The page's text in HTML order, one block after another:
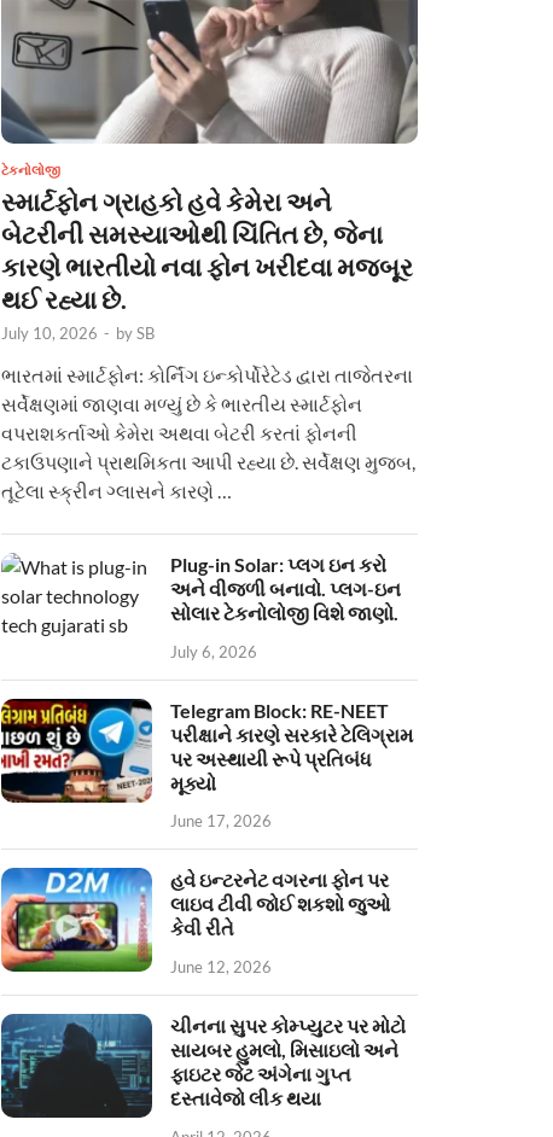
ટેકનોલોજી
સ્માર્ટફોન ગ્રાહકો હવે કેમેરા અને
બેટરીની સમસ્યાઓથી ચિંતિત છે, જેના
કારણે ભારતીયો નવા ફોન ખરીદવા મજબૂર
થઈ રહ્યા છે.
July 10, 2026 - bySB
ભારતમાં સ્માર્ટફોન: કોર્નિંગ ઇન્કોર્પોરેટેડ દ્વારા તાજેતરના
સર્વેક્ષણમાં જાણવા મળ્યું છે કે ભારતીય સ્માર્ટફોન
વપરાશકર્તાઓ કેમેરા અથવા બેટરી કરતાં ફોનની
ટકાઉપણાને પ્રાથમિકતા આપી રહ્યા છે. સર્વેક્ષણ મુજબ,
તૂટેલા સ્ક્રીન ગ્લાસને કારણે …
Plug-in Solar: પ્લગ ઇન કરો
અને વીજળી બનાવો. પ્લગ-ઇન
સોલાર ટેકનોલોજી વિશે જાણો.
July 6, 2026
Telegram Block: RE-NEET
પરીક્ષાને કારણે સરકારે ટેલિગ્રામ
પર અસ્થાયી રૂપે પ્રતિબંધ
મૂક્યો
June 17, 2026
હવે ઇન્ટરનેટ વગરના ફોન પર
લાઇવ ટીવી જોઈ શકશો જુઓ
કેવી રીતે
June 12, 2026
ચીનના સુપર કોમ્પ્યુટર પર મોટો
સાયબર હુમલો, મિસાઇલો અને
ફાઇટર જેટ અંગેના ગુપ્ત
દસ્તાવેજો લીક થયા